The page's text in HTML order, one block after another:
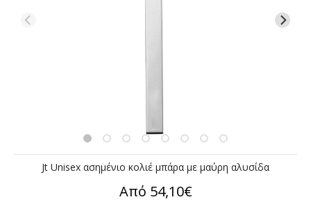
Jt Unisex ασημένιο κολιέ μπάρα με μαύρη αλυσίδα
Από 54,10€